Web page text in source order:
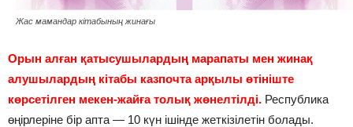
Жас мамандар кітабының жинағы
Орын алған қатысушылардың марапаты мен жинақ
алушылардың кітабы казпочта арқылы өтініште
көрсетілген мекен-жайға толық жөнелтілді. Республика
өңірлеріне бір апта — 10 күн ішінде жеткізілетін болады.